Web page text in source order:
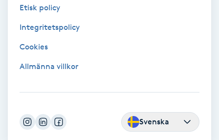
LPG-behandling
Etisk policy
Integritetspolicy
Cookies
Allmänna villkor
Svenska